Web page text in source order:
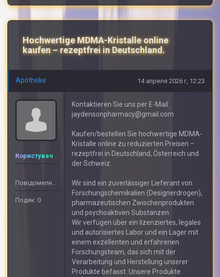
Hochwertige MDMA-Kristalle online
kaufen – rezeptfrei in Deutschland.
Apotheke 14 апреля 2026 г, 12:23
Користувач
Повідомелнь: 408
Подяк: 0
Kontaktieren Sie uns per E-Mail:
jaydensonpharmacy@gmail.com
Kaufen/bestellen Sie hochwertige MDMA-
Kristalle online zu reduzierten Preisen –
rezeptfrei in Deutschland, Österreich und
der Schweiz.
Wir sind ein zuverlässiger Lieferant von
Forschungschemikalien (Designerdrogen),
pharmazeutischen Zwischenprodukten
und psychoaktiven Substanzen.
Wir verfügen über ein lizenziertes, legales
und autorisiertes Labor und ein Lager mit
einem exzellenten und erfahrenen
Forschungsteam, das sich mit der
Verarbeitung und Herstellung unserer
Produkte befasst. Unsere Produkte